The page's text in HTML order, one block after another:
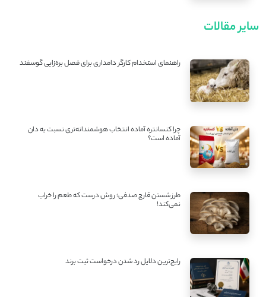
سایر مقالات
راهنمای استخدام کارگر دامداری برای فصل بره‌زایی گوسفند
چرا کنسانتره آماده انتخاب هوشمندانه‌تری نسبت به دان
آماده است؟
طرز شستن قارچ صدفی؛ روش درست که طعم را خراب
نمی‌کند!
رایج‌ترین دلایل رد شدن درخواست ثبت برند